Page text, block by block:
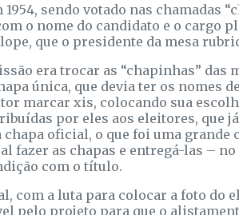
sendo votado nas chamadas
o nome do candidato e o cargo
que o presidente da mesa
era trocar as “chapinhas” das
única, que devia ter os nomes
marcar xis, colocando sua
por eles aos eleitores, que
chapa oficial, o que foi uma grande
fazer as chapas e entregá-las –
com o título.
com a luta para colocar a foto do
pelo projeto para que o